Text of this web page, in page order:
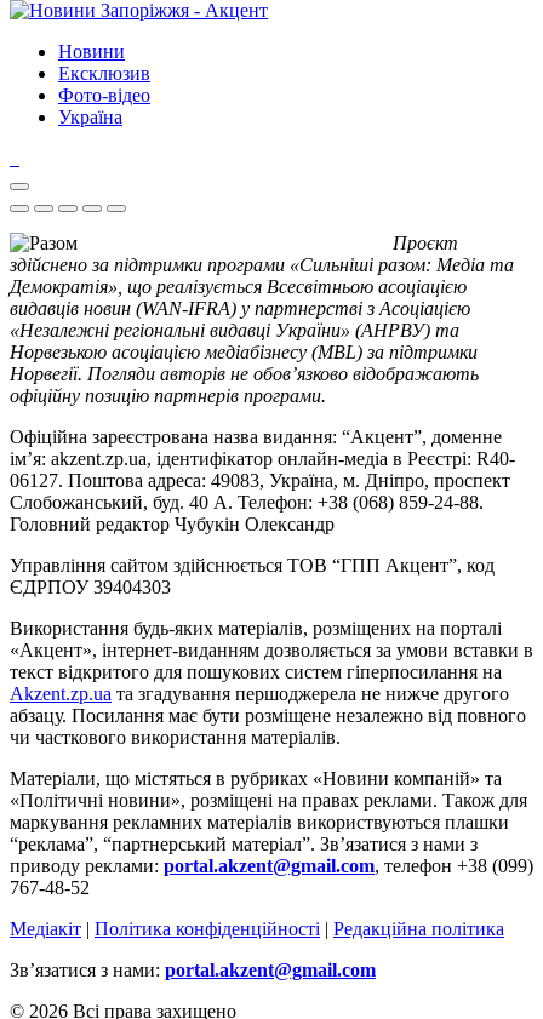
Новини
Ексклюзив
Фото-відео
Україна
Проєкт
здійснено за підтримки програми «Сильніші разом: Медіа та
Демократія», що реалізується Всесвітньою асоціацією
видавців новин (WAN-IFRA) у партнерстві з Асоціацією
«Незалежні регіональні видавці України» (АНРВУ) та
Норвезькою асоціацією медіабізнесу (MBL) за підтримки
Норвегії. Погляди авторів не обов’язково відображають
офіційну позицію партнерів програми.
Офіційна зареєстрована назва видання: “Акцент”, доменне
ім’я: akzent.zp.ua, ідентифікатор онлайн-медіа в Реєстрі: R40-
06127. Поштова адреса: 49083, Україна, м. Дніпро, проспект
Слобожанський, буд. 40 А. Телефон: +38 (068) 859-24-88.
Головний редактор Чубукін Олександр
Управління сайтом здійснюється ТОВ “ГПП Акцент”, код
ЄДРПОУ 39404303
Використання будь-яких матеріалів, розміщених на порталі
«Акцент», інтернет-виданням дозволяється за умови вставки в
текст відкритого для пошукових систем гіперпосилання на
Akzent.zp.ua та згадування першоджерела не нижче другого
абзацу. Посилання має бути розміщене незалежно від повного
чи часткового використання матеріалів.
Матеріали, що містяться в рубриках «Новини компаній» та
«Політичні новини», розміщені на правах реклами. Також для
маркування рекламних матеріалів використвуються плашки
“реклама”, “партнерський матеріал”. Зв’язатися з нами з
приводу реклами: portal.akzent@gmail.com, телефон +38 (099)
767-48-52
Медіакіт | Політика конфіденційності | Редакційна політика
Зв’язатися з нами: portal.akzent@gmail.com
© 2026 Всі права захищено